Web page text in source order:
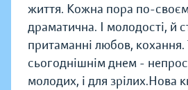
життя. Кожна пора по-
драматична. І молодості, й
притаманні любов, кохання.
сьогоднішнім днем -
молодих, і для зрілих.Нова